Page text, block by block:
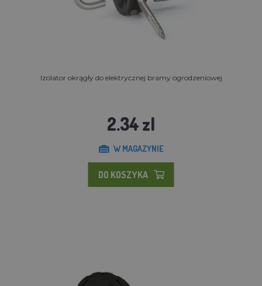
Izolator okrągły do elektrycznej bramy ogrodzeniowej
2.34 zl
W MAGAZYNIE
DO KOSZYKA